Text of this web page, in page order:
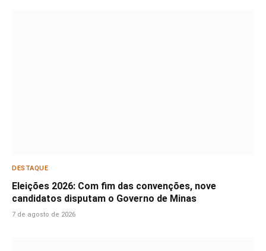
DESTAQUE
Eleições 2026: Com fim das convenções, nove
candidatos disputam o Governo de Minas
7 de agosto de 2026